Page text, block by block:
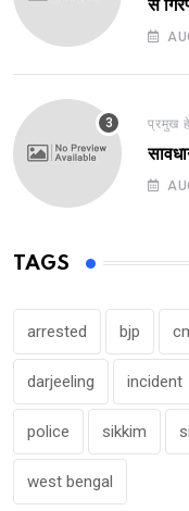
से
प्रमुख
TAGS
arrested bjp
darjeeling incident
police sikkim
west bengal